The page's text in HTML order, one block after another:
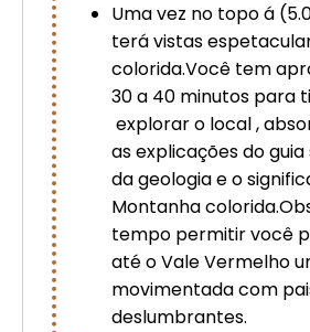
Uma vez no topo á
terá vistas
colorida.Você tem
30 a 40 minutos para
explorar o local ,
as explicações do
da geologia e o
Montanha
tempo permitir você
até o Vale Vermelho
movimentada com
deslumbrantes.